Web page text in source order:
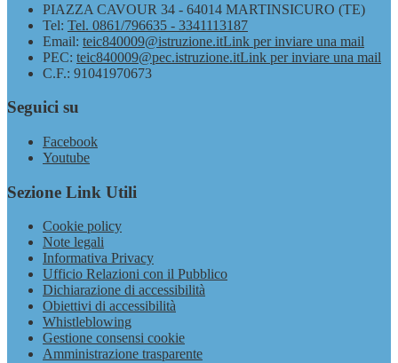
PIAZZA CAVOUR 34 - 64014 MARTINSICURO (TE)
Tel: Tel. 0861/796635 - 3341113187
Email: teic840009@istruzione.itLink per inviare una mail
PEC: teic840009@pec.istruzione.itLink per inviare una mail
C.F.: 91041970673
Seguici su
Facebook
Youtube
Sezione Link Utili
Cookie policy
Note legali
Informativa Privacy
Ufficio Relazioni con il Pubblico
Dichiarazione di accessibilità
Obiettivi di accessibilità
Whistleblowing
Gestione consensi cookie
Amministrazione trasparente